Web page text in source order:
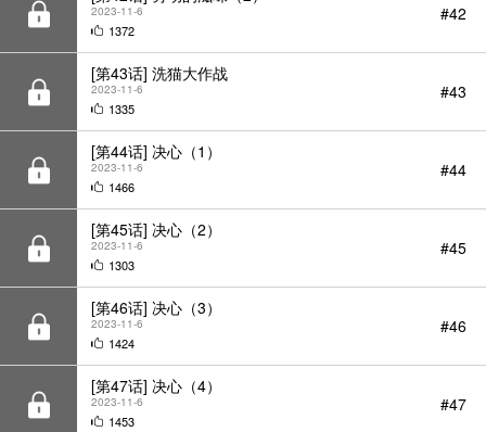
[第43话] 洗猫大作战
2023-11-6
1335
[第44话] 决心（1）
2023-11-6
1466
[第45话] 决心（2）
2023-11-6
1303
[第46话] 决心（3）
2023-11-6
1424
[第47话] 决心（4）
2023-11-6
1453
[第48话] 讨厌夏天
2023-11-11